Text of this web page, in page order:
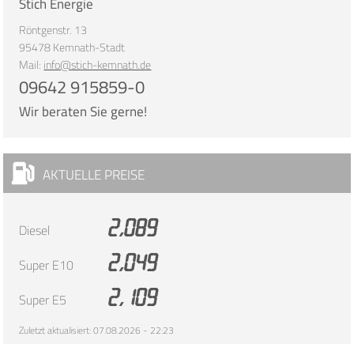
Röntgenstr. 13
95478 Kemnath-Stadt
Mail: info@stich-kemnath.de
09642 915859-0
Wir beraten Sie gerne!
AKTUELLE PREISE
Diesel
2,089
Super E10
2,049
Super E5
2,109
Zuletzt aktualisiert: 07.08.2026 - 22:23